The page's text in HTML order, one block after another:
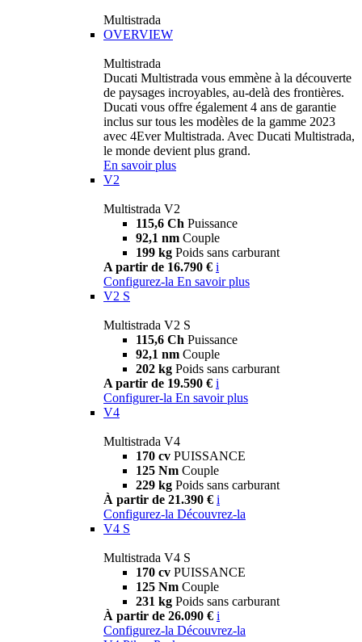
Multistrada
OVERVIEW
Multistrada
Ducati Multistrada vous emmène à la découverte
de paysages incroyables, au-delà des frontières.
Ducati vous offre également 4 ans de garantie
inclus sur tous les modèles de la gamme 2023
avec 4Ever Multistrada. Avec Ducati Multistrada,
le monde devient plus grand.
En savoir plus
V2
Multistrada V2
115,6 Ch Puissance
92,1 nm Couple
199 kg Poids sans carburant
A partir de 16.790 € i
Configurez-la En savoir plus
V2 S
Multistrada V2 S
115,6 Ch Puissance
92,1 nm Couple
202 kg Poids sans carburant
A partir de 19.590 € i
Configurer-la En savoir plus
V4
Multistrada V4
170 cv PUISSANCE
125 Nm Couple
229 kg Poids sans carburant
À partir de 21.390 € i
Configurez-la Découvrez-la
V4 S
Multistrada V4 S
170 cv PUISSANCE
125 Nm Couple
231 kg Poids sans carburant
À partir de 26.090 € i
Configurez-la Découvrez-la